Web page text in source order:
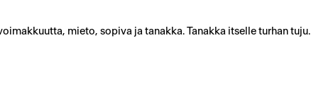
mieto, sopiva ja tanakka. Tanakka itselle turhan tuju.